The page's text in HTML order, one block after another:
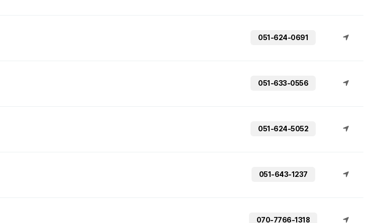
051-624-0691
051-633-0556
051-624-5052
051-643-1237
070-7766-1318